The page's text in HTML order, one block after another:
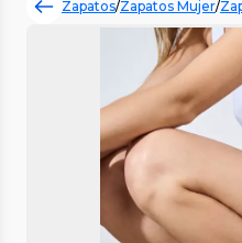
Zapatos/Zapatos Mujer/